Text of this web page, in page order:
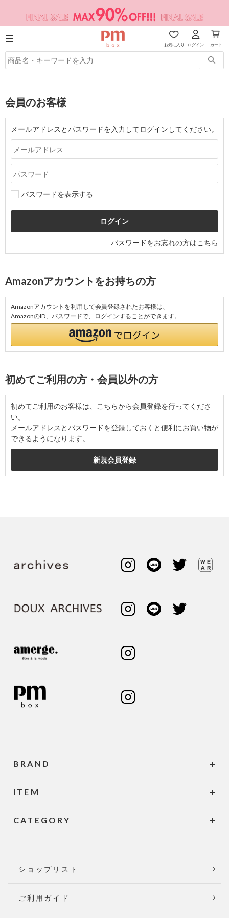
お気に入り ログイン カート
会員のお客様
メールアドレスとパスワードを入力してログインしてください。
パスワードを表示する
パスワードをお忘れの方はこちら
Amazonアカウントをお持ちの方
Amazonアカウントを利用して会員登録されたお客様は、
AmazonのID、パスワードで、ログインすることができます。
初めてご利用の方・会員以外の方
初めてご利用のお客様は、こちらから会員登録を行ってくださ
い。
メールアドレスとパスワードを登録しておくと便利にお買い物が
できるようになります。
BRAND
ITEM
CATEGORY
ショップリスト
ご利用ガイド